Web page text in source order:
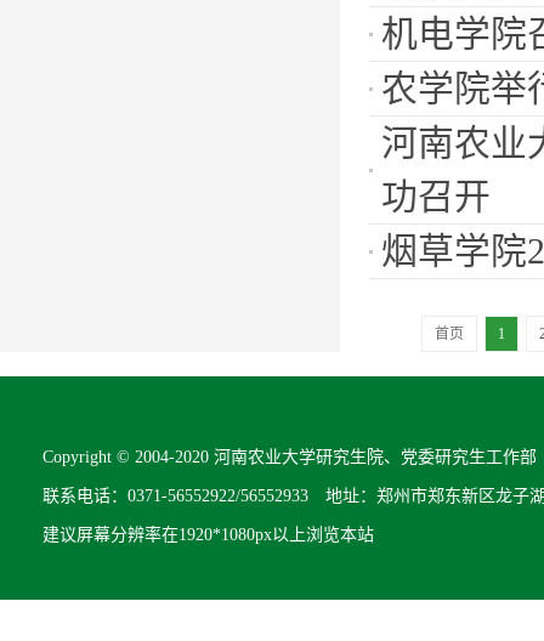
机电学院
农学院举
河南农业
功召开
烟草学院
首页 1
Copyright © 2004-2020 河南农业大学研究生院、党委研究生工作
联系电话：0371-56552922/56552933 地址：郑州市郑东新区龙子
建议屏幕分辨率在1920*1080px以上浏览本站